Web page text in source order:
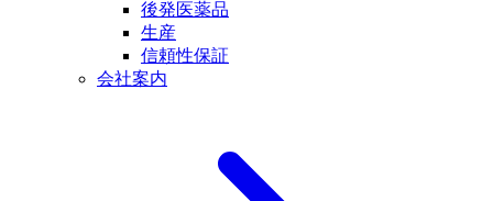
後発医薬品
生産
信頼性保証
会社案内